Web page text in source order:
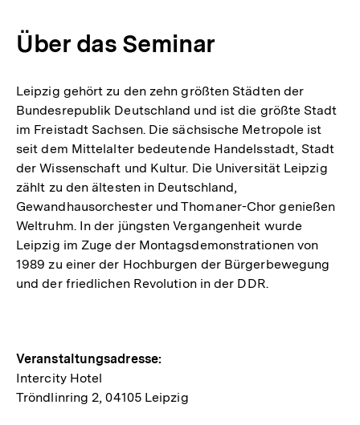
Über das Seminar
Leipzig gehört zu den zehn größten Städten der
Bundesrepublik Deutschland und ist die größte Stadt
im Freistadt Sachsen. Die sächsische Metropole ist
seit dem Mittelalter bedeutende Handelsstadt, Stadt
der Wissenschaft und Kultur. Die Universität Leipzig
zählt zu den ältesten in Deutschland,
Gewandhausorchester und Thomaner-Chor genießen
Weltruhm. In der jüngsten Vergangenheit wurde
Leipzig im Zuge der Montagsdemonstrationen von
1989 zu einer der Hochburgen der Bürgerbewegung
und der friedlichen Revolution in der DDR.
Hinweise
zur
Veranstaltung
Veranstaltungsadresse:
Intercity Hotel
Tröndlinring 2, 04105 Leipzig